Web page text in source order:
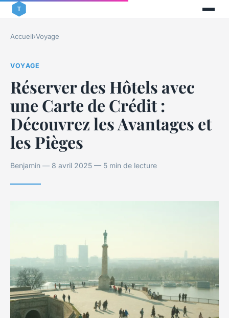
Accueil›Voyage
VOYAGE
Réserver des Hôtels avec
une Carte de Crédit :
Découvrez les Avantages et
les Pièges
Benjamin — 8 avril 2025 — 5 min de lecture